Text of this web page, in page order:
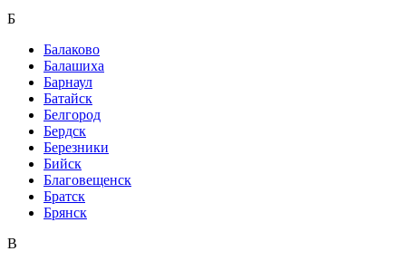
Б
Балаково
Балашиха
Барнаул
Батайск
Белгород
Бердск
Березники
Бийск
Благовещенск
Братск
Брянск
В